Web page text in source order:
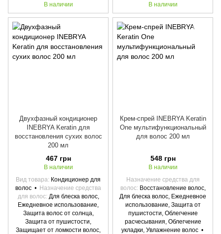
В наличии
В наличии
Двухфазный кондиционер
INEBRYA Keratin для
восстановления сухих волос
200 мл
467 грн
В наличии
Вид товара Кондиционер для
волос
Назначение средства
для волос Для блеска волос,
Ежедневное использование,
Защита волос от солнца,
Защита от пушистости,
Защищает от ломкости волос,
Крем-спрей INEBRYA Keratin
One мультифункциональный
для волос 200 мл
548 грн
В наличии
Назначение средства для
волос Восстановление волос,
Для блеска волос, Ежедневное
использование, Защита от
пушистости, Облегчение
расчесывания, Облегчение
укладки, Увлажнение волос